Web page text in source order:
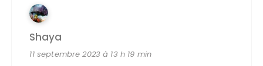
Shaya
11 septembre 2023 à 13 h 19 min